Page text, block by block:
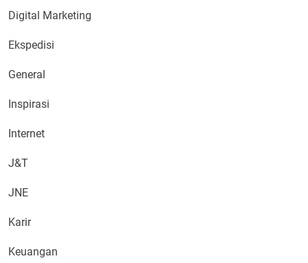
Digital Marketing
Ekspedisi
General
Inspirasi
Internet
J&T
JNE
Karir
Keuangan